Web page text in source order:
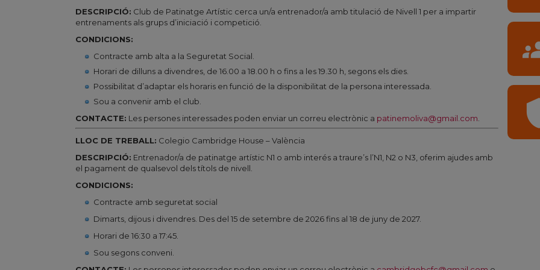
DESCRIPCIÓ: Club de Patinatge Artístic cerca un/a entrenador/a amb titulació de Nivell 1 per a impartir
entrenaments als grups d’iniciació i competició.
CONDICIONS:
Contracte amb alta a la Seguretat Social.
Horari de dilluns a divendres, de 16.00 a 18.00 h o fins a les 19.30 h, segons els dies.
Possibilitat d’adaptar els horaris en funció de la disponibilitat de la persona interessada.
Sou a convenir amb el club.
CONTACTE: Les persones interessades poden enviar un correu electrònic a patinemoliva@gmail.com
LLOC DE TREBALL: Colegio Cambridge House – València
DESCRIPCIÓ: Entrenador/a de patinatge artístic N1 o amb interés a traure’s l’N1, N2 o N3, oferim ajudes amb
el pagament de qualsevol dels títols de nivell.
CONDICIONS:
Contracte amb seguretat social
Dimarts, dijous i divendres. Des del 15 de setembre de 2026 fins al 18 de juny de 2027.
Horari de 16:30 a 17:45.
Sou segons conveni.